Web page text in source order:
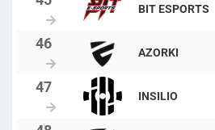
BIT ESPORTS
AZORKI
INSILIO